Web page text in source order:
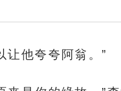
让他夸夸阿翁。”